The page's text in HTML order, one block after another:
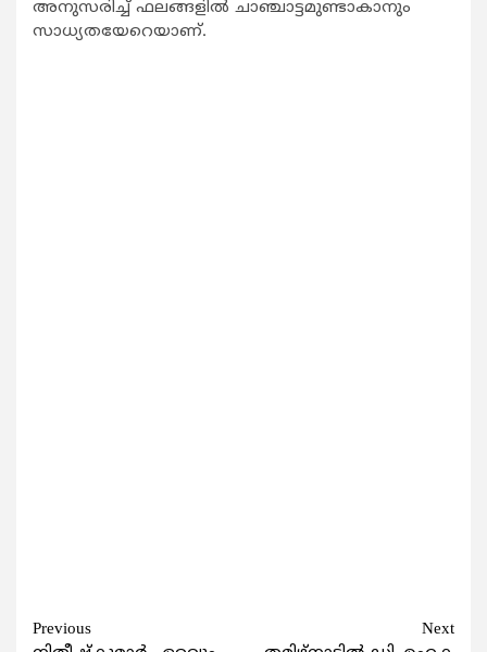
അനുസരിച്ച് ഫലങ്ങളില്‍ ചാഞ്ചാട്ടമുണ്ടാകാനും
സാധ്യതയേറെയാണ്.
Continue
Previous
Next